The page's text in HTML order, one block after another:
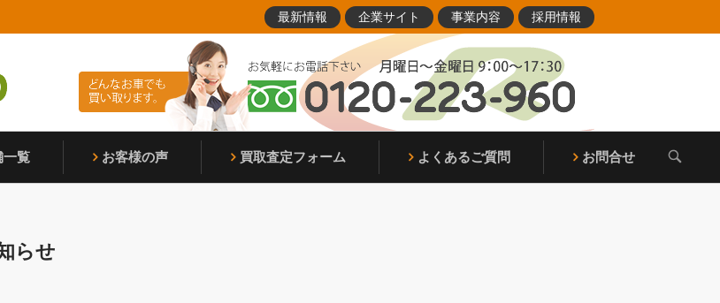
最新情報 企業サイト 事業内容 採用情報
一覧 お客様の声 買取査定フォーム よくあるご質問 お問合せ
OPEN
BAR
らせ